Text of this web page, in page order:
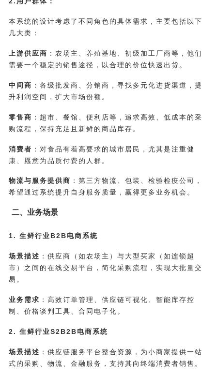
本系统的设计考虑了不同角色的具体需求，主要包括以下
几大类：
上游供应商 ：农场主、养殖基地、初级加工厂商等，他们
需要一个稳定的销售途径，以合理的价位快速出货。
中间商 ：各级批发商、分销商，寻找多元化进货渠道，提
升利润空间，扩大市场份额。
零售商 ：超市、餐馆、便利店等，追求高效、低成本的采
购流程，保持充足且新鲜的商品库存。
消费者 ：对食品有着高要求的城市居民，尤其是注重健
康、愿意为品质付费的人群。
物流与服务提供商 ：第三方物流、包装、检验检疫公司，
希望通过系统提升自身服务质量，赢得更多业务机会。
二、业务场景
1. 生鲜行业B2B电商系统
场景描述 ：供应商（如农场主）与大型买家（如连锁超
市）之间的在线交易平台，简化采购流程，实现大批量交
易。
业务需求 ：高效订单管理、供应链可视化、智能库存控
制、价格谈判工具、合同电子化。
2. 生鲜行业S2B2B电商系统
场景描述 ：供应链服务平台整合资源，为小商家提供一站
式的采购、物流、金融服务，支持其向终端消费者销售。